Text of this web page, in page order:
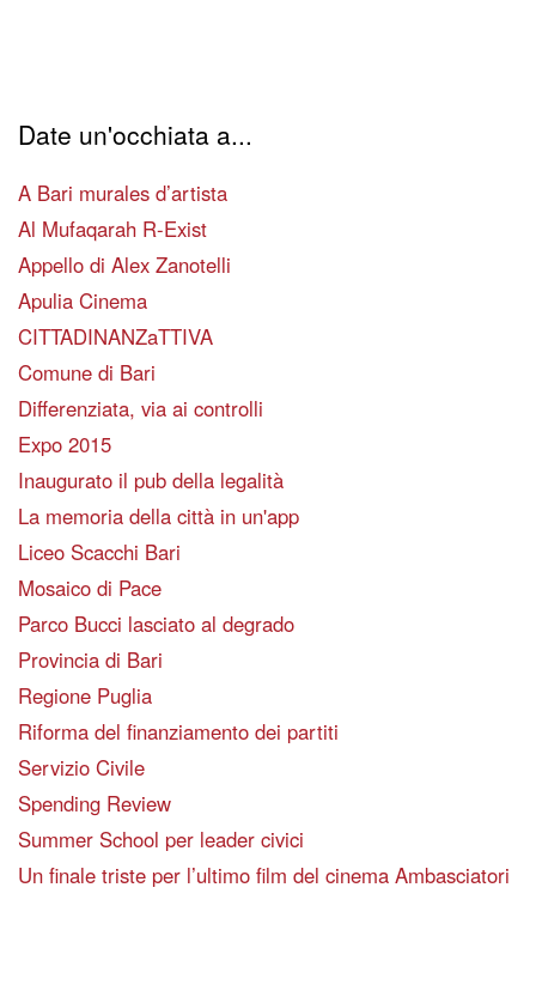
Date un'occhiata a...
A Bari murales d’artista
Al Mufaqarah R-Exist
Appello di Alex Zanotelli
Apulia Cinema
CITTADINANZaTTIVA
Comune di Bari
Differenziata, via ai controlli
Expo 2015
Inaugurato il pub della legalità
La memoria della città in un'app
Liceo Scacchi Bari
Mosaico di Pace
Parco Bucci lasciato al degrado
Provincia di Bari
Regione Puglia
Riforma del finanziamento dei partiti
Servizio Civile
Spending Review
Summer School per leader civici
Un finale triste per l’ultimo film del cinema Ambasciatori